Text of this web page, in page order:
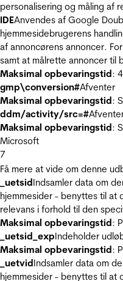
personalisering og måling af
IDEAnvendes af Google
hjemmesidebrugerens
af annoncørens annoncer.
samt at målrette annoncer til
Maksimal opbevaringstid:
gmp\conversion#Afventer
Maksimal opbevaringstid:
ddm/activity/src=#
Maksimal opbevaringstid:
Microsoft
7
Få mere at vide om denne
_uetsidIndsamler data om
hjemmesider - benyttes til at
relevans i forhold til den
Maksimal opbevaringstid:
_uetsid_expIndeholder
Maksimal opbevaringstid:
_uetvidIndsamler data om
hjemmesider - benyttes til at